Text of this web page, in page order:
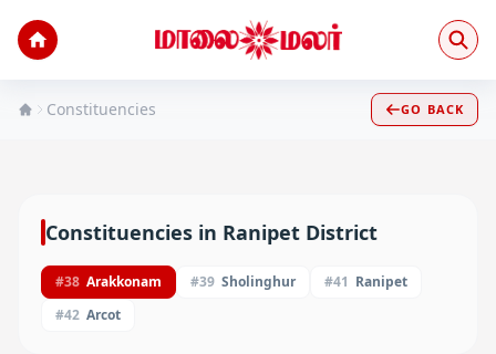
Constituencies GO BACK
Constituencies in Ranipet District
#38 Arakkonam #39 Sholinghur #41 Ranipet
#42 Arcot